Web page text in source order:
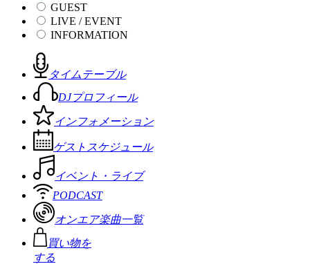
GUEST
LIVE / EVENT
INFORMATION
タイムテーブル
DJプロフィール
インフォメーション
ゲストスケジュール
イベント・ライブ
PODCAST
オンエア楽曲一覧
買い物を
する